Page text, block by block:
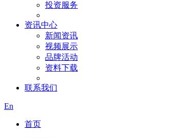
投资服务
资讯中心
新闻资讯
视频展示
品牌活动
资料下载
联系我们
En
首页